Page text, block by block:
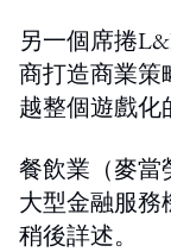
另一個席捲
商打造商業策
越整個遊戲化
餐飲業（麥當
大型金融服務
稍後詳述。